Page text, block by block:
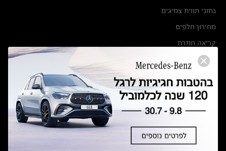
נתוני תווית צמיגים
מחירון חלפים
קריאה חוזרת
הודעה על הטבות לרכבי מרצדס בהסדר פשרה בתצ 56447-02-19
תקנון ימי מכירות 120 לכלמוביל
מצאו אותנו